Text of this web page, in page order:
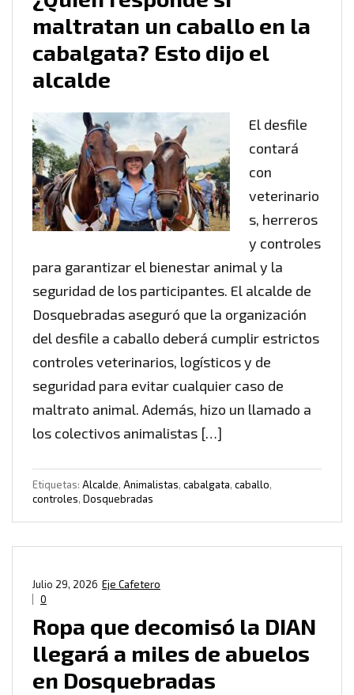
maltratan un caballo en la
cabalgata? Esto dijo el
alcalde
El desfile
contará
con
veterinario
s, herreros
y controles
para garantizar el bienestar animal y la
seguridad de los participantes. El alcalde de
Dosquebradas aseguró que la organización
del desfile a caballo deberá cumplir estrictos
controles veterinarios, logísticos y de
seguridad para evitar cualquier caso de
maltrato animal. Además, hizo un llamado a
los colectivos animalistas […]
Etiquetas: Alcalde, Animalistas, cabalgata, caballo,
controles, Dosquebradas
Eje Cafetero
Julio 29, 2026
0
Ropa que decomisó la DIAN
llegará a miles de abuelos
en Dosquebradas